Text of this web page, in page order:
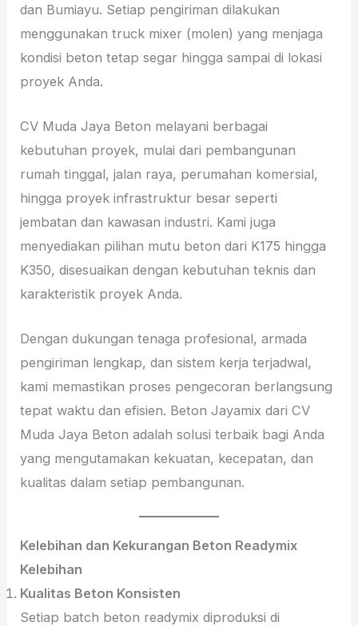
dan Bumiayu. Setiap pengiriman dilakukan
menggunakan truck mixer (molen) yang menjaga
kondisi beton tetap segar hingga sampai di lokasi
proyek Anda.
CV Muda Jaya Beton melayani berbagai
kebutuhan proyek, mulai dari pembangunan
rumah tinggal, jalan raya, perumahan komersial,
hingga proyek infrastruktur besar seperti
jembatan dan kawasan industri. Kami juga
menyediakan pilihan mutu beton dari K175 hingga
K350, disesuaikan dengan kebutuhan teknis dan
karakteristik proyek Anda.
Dengan dukungan tenaga profesional, armada
pengiriman lengkap, dan sistem kerja terjadwal,
kami memastikan proses pengecoran berlangsung
tepat waktu dan efisien. Beton Jayamix dari CV
Muda Jaya Beton adalah solusi terbaik bagi Anda
yang mengutamakan kekuatan, kecepatan, dan
kualitas dalam setiap pembangunan.
Kelebihan dan Kekurangan Beton Readymix
Kelebihan
Kualitas Beton Konsisten
Setiap batch beton readymix diproduksi di